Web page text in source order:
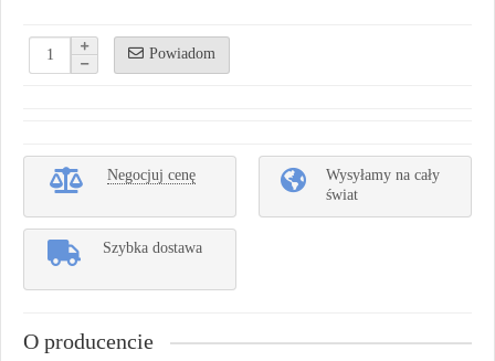
Powiadom
Negocjuj cenę
Wysyłamy na cały
świat
Szybka dostawa
O producencie